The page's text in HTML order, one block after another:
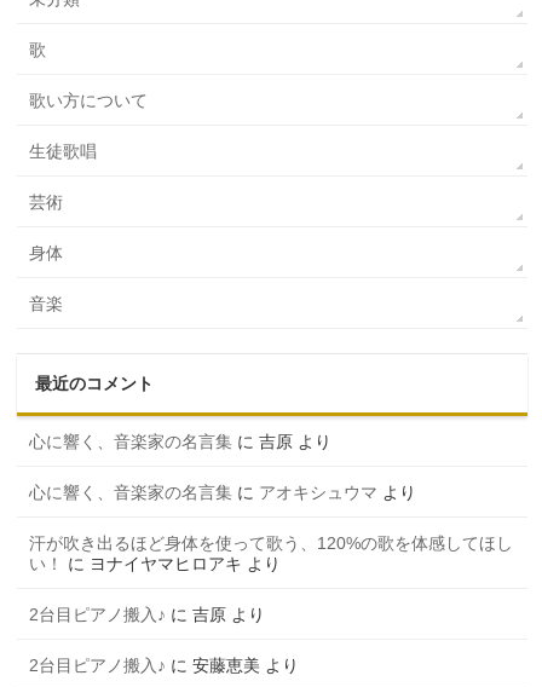
歌
歌い方について
生徒歌唱
芸術
身体
音楽
最近のコメント
心に響く、音楽家の名言集 に吉原 より
心に響く、音楽家の名言集 に アオキシュウマ より
汗が吹き出るほど身体を使って歌う、120%の歌を体感してほし
い！
に ヨナイヤマヒロアキ より
2台目ピアノ搬入♪ に吉原 より
2台目ピアノ搬入♪ に安藤恵美 より